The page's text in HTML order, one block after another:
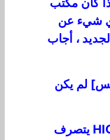
كان مكتب
شيء عن
، أجاب
لم يكن
ورفض التكهن لماذا كان HIO يتصرف